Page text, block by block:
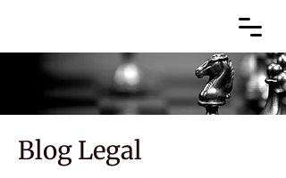
Blog Legal